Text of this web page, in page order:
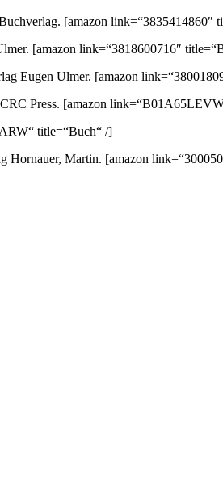
[amazon link=“3835414860″
[amazon link=“3818600716″
Eugen Ulmer. [amazon
Press. [amazon
title=“Buch“ /]
Hornauer, Martin. [amazon